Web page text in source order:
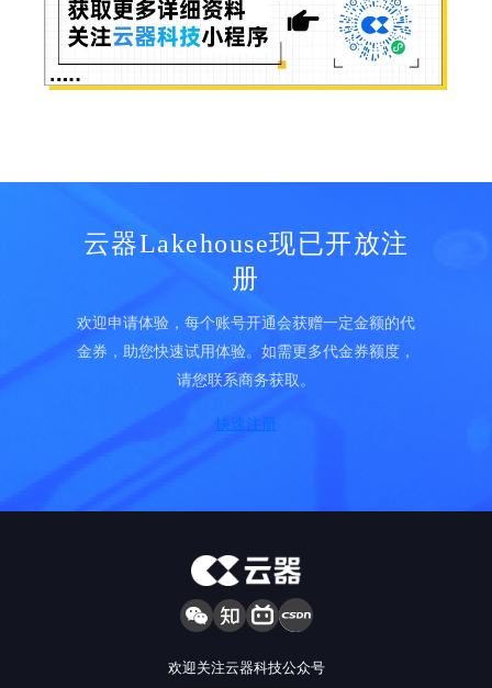
云器Lakehouse现已开放注
册
欢迎申请体验，每个账号开通会获赠一定金额的代
金券，助您快速试用体验。如需更多代金券额度，
请您联系商务获取。
快速注册
欢迎关注云器科技公众号